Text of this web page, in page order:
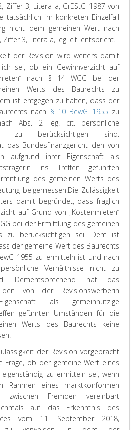
Ziffer 3, Litera a, GrEStG 1987 von
tatsächlich im konkreten Einzelfall
nicht dem gemeinen Wert nach
Ziffer 3, Litera a, leg. cit. entspricht.
der Revision wird weiters damit
sei, ob ein Gewinnverzicht auf
nach § 14 WGG bei der
Werts des Baurechts zu
ist entgegen zu halten, dass der
nach § 10 BewG 1955 zu
Abs. 2 leg. cit. persönliche
zu berücksichtigen sind.
das Bundesfinanzgericht den von
aufgrund ihrer Eigenschaft als
ins Treffen geführten
des gemeinen Werts des
beigemessen.Die Zulässigkeit
damit begründet, dass fraglich
auf Grund von „Kostenmieten“
bei der Ermittlung des gemeinen
zu berücksichtigen sei. Dem ist
der gemeine Wert des Baurechts
1955 zu ermitteln ist und nach
Verhältnisse nicht zu
Dementsprechend hat das
den von der Revisionswerberin
als gemeinnützige
geführten Umständen für die
Werts des Baurechts keine
der Revision vorgebracht
Frage, ob der gemeine Wert eines
zu ermitteln sei, wenn
Rahmen eines marktkonformen
zwischen Fremden vereinbart
auf das Erkenntnis des
vom 11. September 2018,